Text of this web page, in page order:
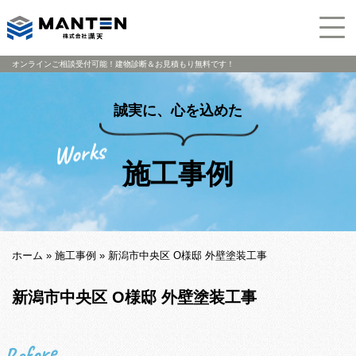
オンラインご相談受付可能！建物診断＆お見積もり無料です！
誠実に、心を込めた
施工事例
ホーム » 施工事例 » 新潟市中央区 O様邸 外壁塗装工事
新潟市中央区 O様邸 外壁塗装工事